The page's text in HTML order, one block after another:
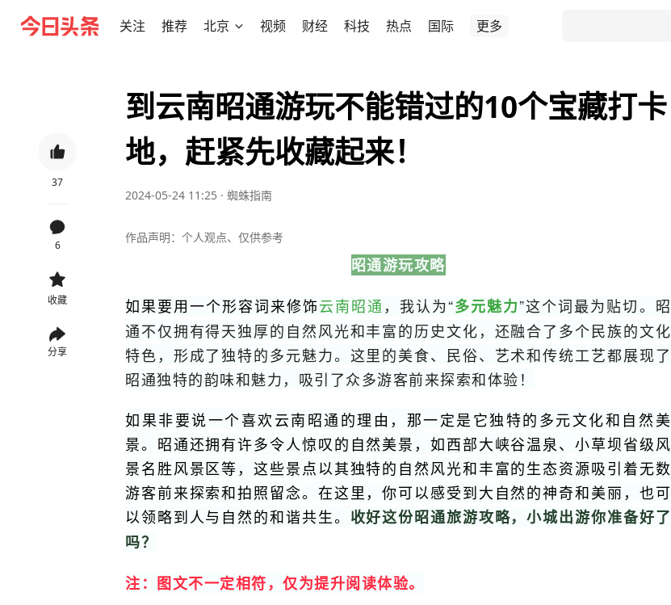
关注 推荐 北京 视频 财经 科技 热点 国际 更多
37
6
收藏
分享
到云南昭通游玩不能错过的10个宝藏打卡
地，赶紧先收藏起来！
2024-05-24 11:25 · 蜘蛛指南
作品声明：个人观点、仅供参考
昭通游玩攻略
如果要用一个形容词来修饰云南昭通 ，我认为“多元魅力”这个词最为贴切。昭
通不仅拥有得天独厚的自然风光和丰富的历史文化，还融合了多个民族的文化
特色，形成了独特的多元魅力。这里的美食、民俗、艺术和传统工艺都展现了
昭通独特的韵味和魅力，吸引了众多游客前来探索和体验！
如果非要说一个喜欢云南昭通的理由，那一定是它独特的多元文化和自然美
景。昭通还拥有许多令人惊叹的自然美景，如西部大峡谷温泉、小草坝省级风
景名胜风景区等，这些景点以其独特的自然风光和丰富的生态资源吸引着无数
游客前来探索和拍照留念。在这里，你可以感受到大自然的神奇和美丽，也可
以领略到人与自然的和谐共生。 收好这份昭通旅游攻略，小城出游你准备好了
吗？
注：图文不一定相符，仅为提升阅读体验。